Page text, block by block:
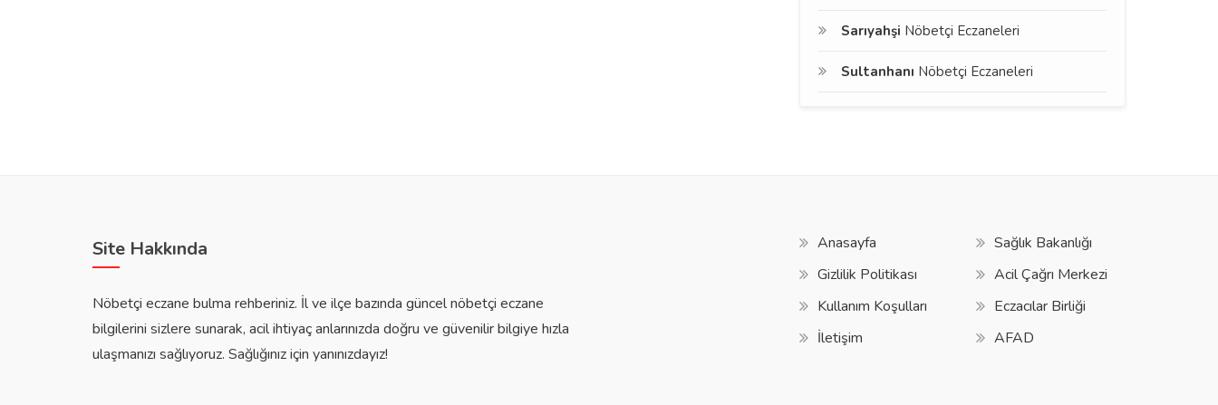
Sarıyahşi Nöbetçi Eczaneleri
Sultanhanı Nöbetçi Eczaneleri
Site Hakkında
Nöbetçi eczane bulma rehberiniz. İl ve ilçe bazında güncel nöbetçi eczane
bilgilerini sizlere sunarak, acil ihtiyaç anlarınızda doğru ve güvenilir bilgiye hızla
ulaşmanızı sağlıyoruz. Sağlığınız için yanınızdayız!
Anasayfa
Gizlilik Politikası
Kullanım Koşulları
İletişim
Sağlık Bakanlığı
Acil Çağrı Merkezi
Eczacılar Birliği
AFAD